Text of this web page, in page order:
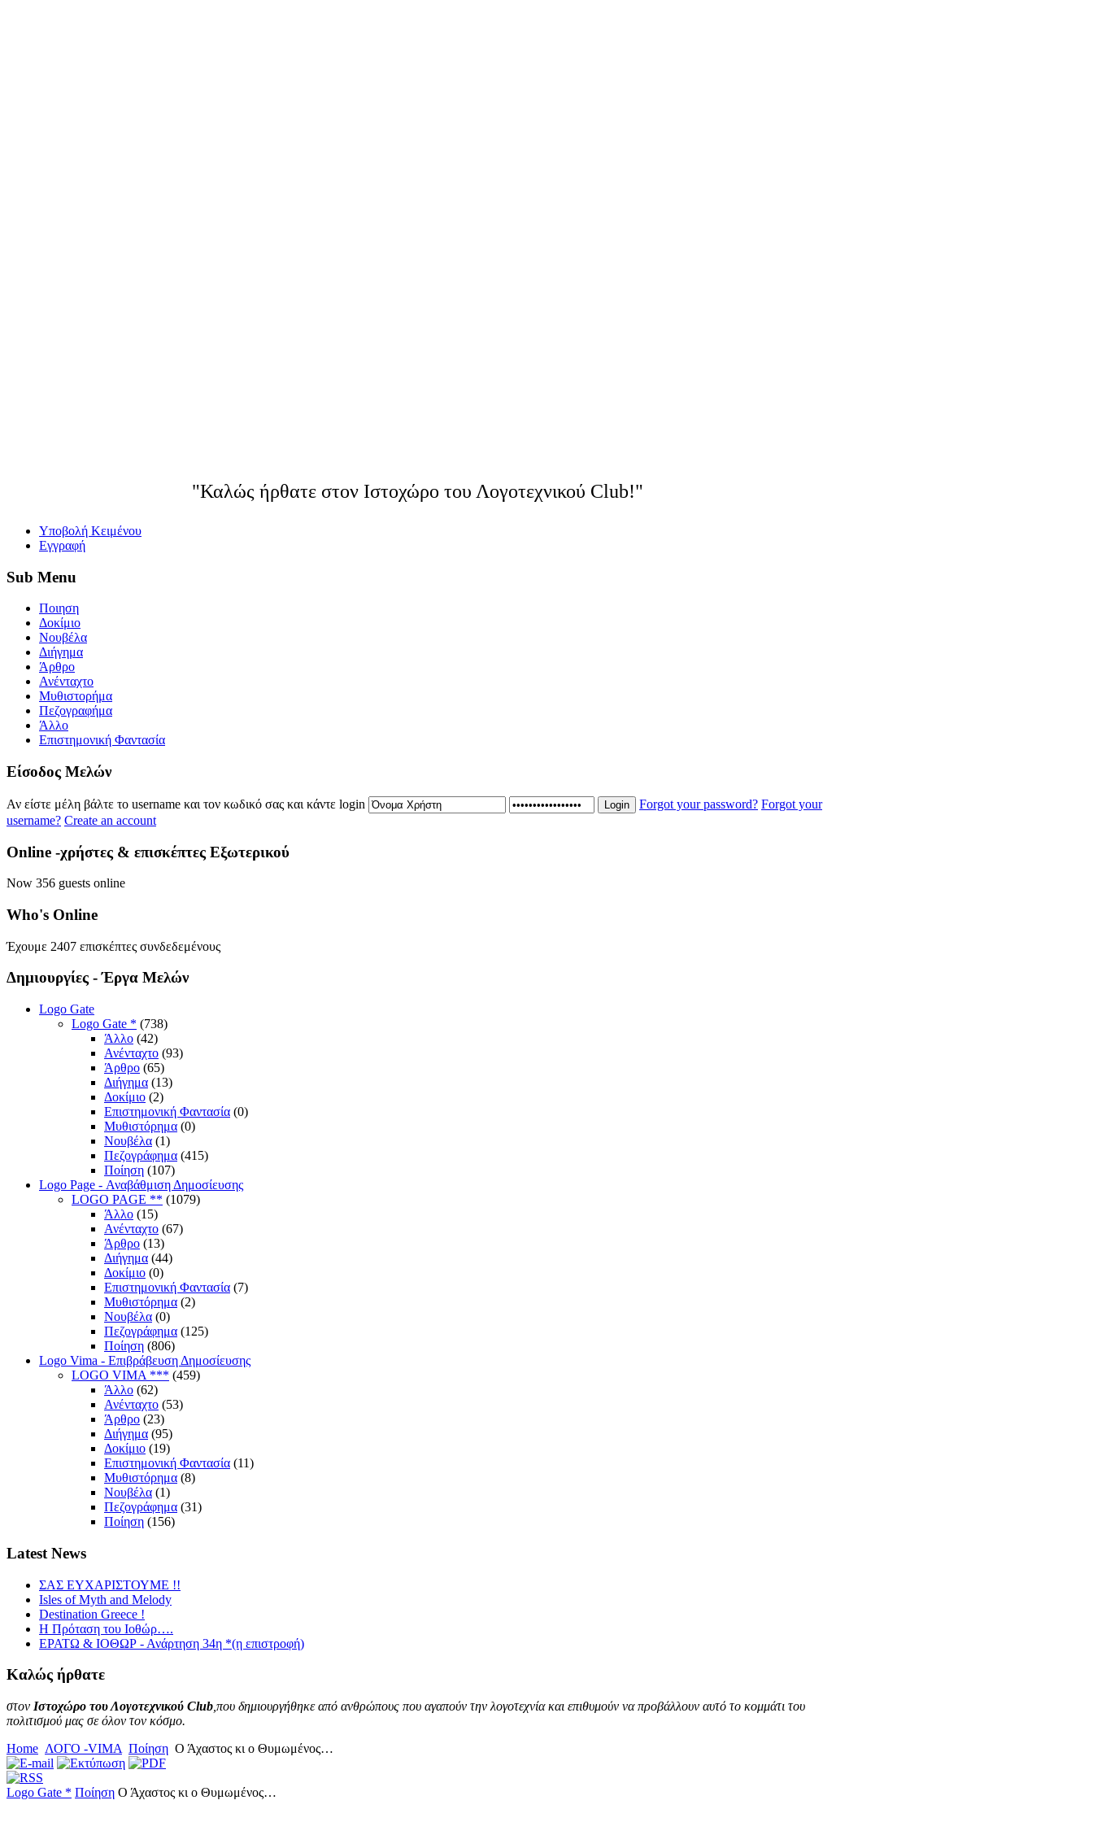
"Καλώς ήρθατε στον Ιστοχώρο του Λογοτεχνικού Club!"
Yποβολή Κειμένου
Εγγραφή
Sub Menu
Ποιηση
Δοκίμιο
Νουβέλα
Διήγημα
Άρθρο
Ανένταχτο
Μυθιστορήμα
Πεζογραφήμα
Άλλο
Επιστημονική Φαντασία
Eίσοδος Μελών
Αν είστε μέλη βάλτε το username και τον κωδικό σας και κάντε login Login Forgot your password? Forgot your
username? Create an account
Online -χρήστες & επισκέπτες Εξωτερικού
Now 356 guests online
Who's Online
Έχουμε 2407 επισκέπτες συνδεδεμένους
Δημιουργίες - Έργα Μελών
Logo Gate
Logo Gate * (738)
Άλλο (42)
Ανένταχτο (93)
Άρθρο (65)
Διήγημα (13)
Δοκίμιο (2)
Επιστημονική Φαντασία (0)
Μυθιστόρημα (0)
Νουβέλα (1)
Πεζογράφημα (415)
Ποίηση (107)
Logo Page - Αναβάθμιση Δημοσίευσης
LOGO PAGE ** (1079)
Άλλο (15)
Ανένταχτο (67)
Άρθρο (13)
Διήγημα (44)
Δοκίμιο (0)
Επιστημονική Φαντασία (7)
Μυθιστόρημα (2)
Νουβέλα (0)
Πεζογράφημα (125)
Ποίηση (806)
Logo Vima - Επιβράβευση Δημοσίευσης
LOGO VIMA *** (459)
Άλλο (62)
Ανένταχτο (53)
Άρθρο (23)
Διήγημα (95)
Δοκίμιο (19)
Επιστημονική Φαντασία (11)
Μυθιστόρημα (8)
Νουβέλα (1)
Πεζογράφημα (31)
Ποίηση (156)
Latest News
ΣΑΣ ΕΥΧΑΡΙΣΤΟΥΜΕ !!
Isles of Myth and Melody
Destination Greece !
Η Πρόταση του Ιοθώρ….
ΕΡΑΤΩ & ΙΟΘΩΡ - Ανάρτηση 34η *(η επιστροφή)
Καλώς ήρθατε
στον Ιστοχώρο του Λογοτεχνικού Club ,που δημιουργήθηκε από ανθρώπους που αγαπούν την λογοτεχνία και επιθυμούν να προβάλλουν αυτό το κομμάτι του
πολιτισμού μας σε όλον τον κόσμο.
Home ΛΟΓΟ -VIMA Ποίηση Ο Άχαστος κι ο Θυμωμένος…
Logo Gate * Ποίηση Ο Άχαστος κι ο Θυμωμένος…